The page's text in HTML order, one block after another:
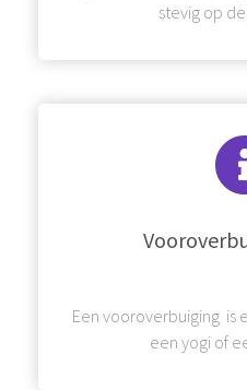
stevig op
Een vooroverbuiging is
een yogi of